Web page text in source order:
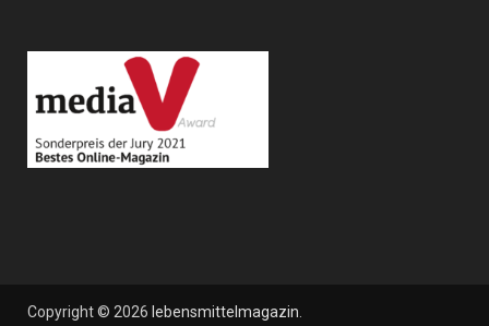
Copyright © 2026 lebensmittelmagazin